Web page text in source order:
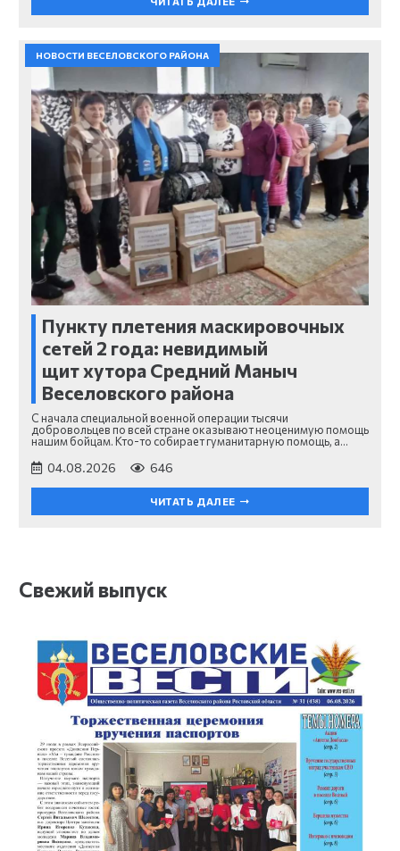
НОВОСТИ ВЕСЕЛОВСКОГО РАЙОНА
Пункту плетения маскировочных
сетей 2 года: невидимый
щит хутора Средний Маныч
Веселовского района
С начала специальной военной операции тысячи
добровольцев по всей стране оказывают неоценимую помощь
нашим бойцам. Кто-то собирает гуманитарную помощь, а…
04.08.2026 646
ЧИТАТЬ ДАЛЕЕ
Свежий выпуск